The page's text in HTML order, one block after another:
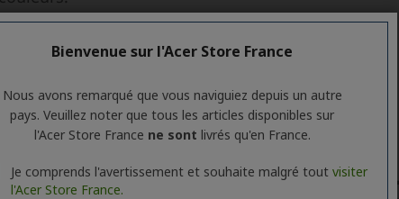
Bienvenue sur l'Acer Store France
Nous avons remarqué que vous naviguiez depuis un autre
pays. Veuillez noter que tous les articles disponibles sur
l'Acer Store France ne sont livrés qu'en France.
Je comprends l'avertissement et souhaite malgré tout visiter
l'Acer Store France.